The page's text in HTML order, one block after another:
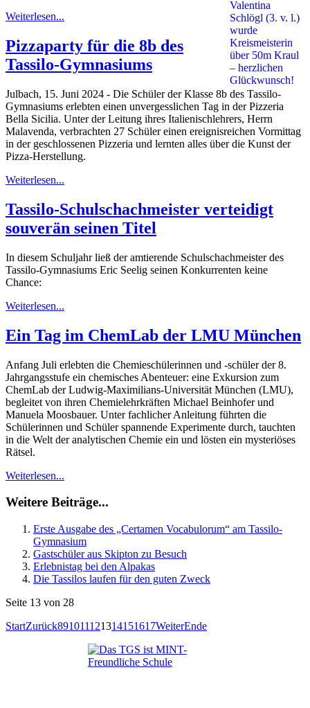
Weiterlesen...
Pizzaparty für die 8b des
Tassilo-Gymnasiums
Julbach, 15. Juni 2024 - Die Schüler der Klasse 8b des Tassilo-
Gymnasiums erlebten einen unvergesslichen Tag in der Pizzeria
Bella Sicilia. Unter der Leitung ihres Italienischlehrers, Herrn
Malavenda, verbrachten 27 Schüler einen ereignisreichen Vormittag
in der geschlossenen Pizzeria und lernten alles über die Kunst der
Pizza-Herstellung.
Weiterlesen...
Tassilo-Schulschachmeister verteidigt
souverän seinen Titel
In diesem Schuljahr ließ der amtierende Schulschachmeister des
Tassilo-Gymnasiums Eric Seelig seinen Konkurrenten keine
Chance:
Weiterlesen...
Ein Tag im ChemLab der LMU München
Anfang Juli erlebten die Chemieschülerinnen und -schüler der 8.
Jahrgangsstufe ein chemisches Abenteuer: eine Exkursion zum
ChemLab der Ludwig-Maximilians-Universität München (LMU),
begleitet von ihren Chemielehrkräften Michael Beinhofer und
Manuela Moosbauer. Unter fachlicher Anleitung führten die
Schülerinnen und Schüler spannende Experimente durch, tauchten
in die Welt der analytischen Chemie ein und lösten ein mysteriöses
Rätsel.
Weiterlesen...
Weitere Beiträge...
Erste Ausgabe des „Certamen Vocabulorum“ am Tassilo-
Gymnasium
Gastschüler aus Skipton zu Besuch
Erlebnistag bei den Alpakas
Die Tassilos laufen für den guten Zweck
Seite 13 von 28
StartZurück891011121314151617WeiterEnde